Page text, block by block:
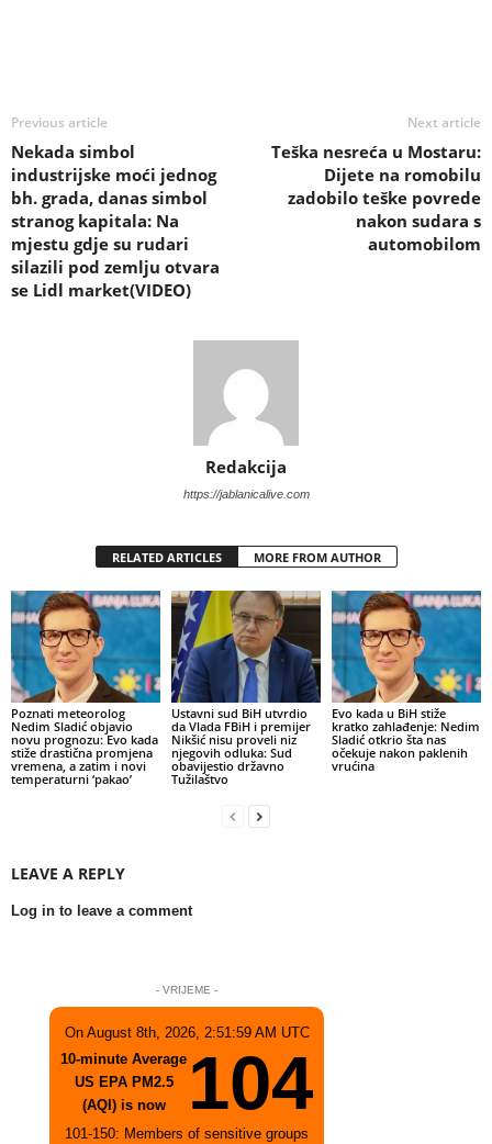
Previous article
Nekada simbol
industrijske moći jednog
bh. grada, danas simbol
stranog kapitala: Na
mjestu gdje su rudari
silazili pod zemlju otvara
se Lidl market(VIDEO)
Next article
Teška nesreća u Mostaru:
Dijete na romobilu
zadobilo teške povrede
nakon sudara s
automobilom
Redakcija
https://jablanicalive.com
RELATED ARTICLES MORE FROM AUTHOR
Poznati meteorolog
Nedim Sladić objavio
novu prognozu: Evo kada
stiže drastična promjena
vremena, a zatim i novi
temperaturni ‘pakao’
Ustavni sud BiH utvrdio
da Vlada FBiH i premijer
Nikšić nisu proveli niz
njegovih odluka: Sud
obavijestio državno
Tužilaštvo
Evo kada u BiH stiže
kratko zahlađenje: Nedim
Sladić otkrio šta nas
očekuje nakon paklenih
vrućina
LEAVE A REPLY
Log in to leave a comment
- VRIJEME -
On August 8th, 2026, 2:51:59 AM UTC
10-minute Average
US EPA PM2.5
(AQI) is now
104
101-150: Members of sensitive groups